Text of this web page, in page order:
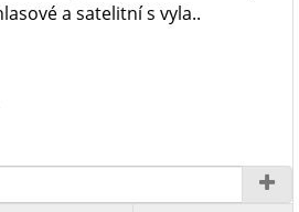
a satelitní s vyla..